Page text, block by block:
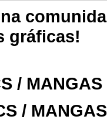
gráficas!
/
/